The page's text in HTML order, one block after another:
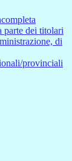
parte dei titolari
di
provinciali